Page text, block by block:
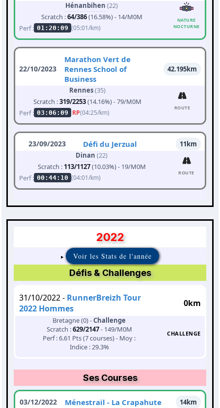
Hénanbihen (22)
Scratch :64/386(16.58%) - 14/M0M
Perf : 01:20:09 (05:01/km)
NATURE
NOCTURNE
22/10/2023
Marathon Vert de
Rennes School of
Business
42.195km
Rennes(35)
Scratch :319/2253(14.16%) - 79/M0M
Perf : 03:06:09 RP(04:25/km)
ROUTE
23/09/2023 Défi du Jerzual
11km
Dinan (22)
Scratch : 113/1127(10.03%) - 19/M0M
Perf : 00:44:10 (04:01/km)
ROUTE
2022
Voir les Stats de l'année
Défis & Challenges
31/10/2022 - RunnerBreizh Tour
2022 Hommes
0km
Bretagne (0) -Challenge
Scratch :629/2147- 149/M0M
Perf : 6.61 Pts (7 courses) - Moy :
Indice : 29.3%
CHALLENGE
Ses Courses
03/12/2022 Ménestrail - La Crapahute
14km